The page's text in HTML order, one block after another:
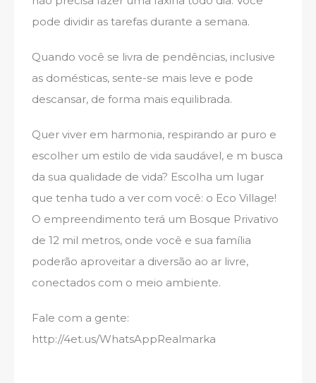
pode dividir as tarefas durante a semana.
Quando você se livra de pendências, inclusive
as domésticas, sente-se mais leve e pode
descansar, de forma mais equilibrada.
Quer viver em harmonia, respirando ar puro e
escolher um estilo de vida saudável, e m busca
da sua qualidade de vida? Escolha um lugar
que tenha tudo a ver com você: o Eco Village!
O empreendimento terá um Bosque Privativo
de 12 mil metros, onde você e sua família
poderão aproveitar a diversão ao ar livre,
conectados com o meio ambiente.
Fale com a gente:
http://4et.us/WhatsAppRealmarka